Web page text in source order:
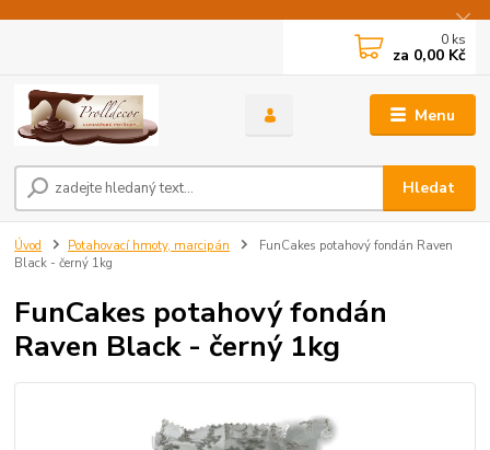
Menu
Hledat
0 ks
za 0,00 Kč
Úvod Potahovací hmoty, marcipán
FunCakes potahový fondán Raven
Black - černý 1kg
FunCakes potahový fondán
Raven Black - černý 1kg